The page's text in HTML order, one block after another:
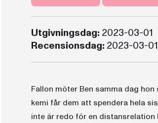
Utgivningsdag: 2023-03-01
Recensionsdag: 2023-03-01
Fallon möter Ben samma dag
kemi får dem att spendera hela
inte är redo för en distansrelation